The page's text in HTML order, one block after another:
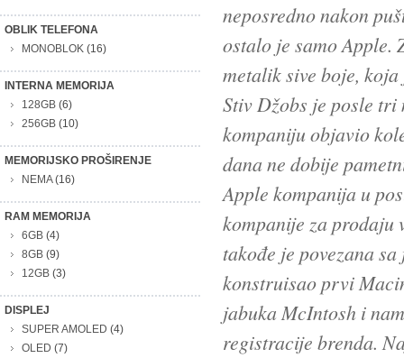
OBLIK TELEFONA
MONOBLOK (16)
INTERNA MEMORIJA
128GB (6)
256GB (10)
MEMORIJSKO PROŠIRENJE
NEMA(16)
RAM MEMORIJA
6GB (4)
8GB (9)
12GB (3)
DISPLEJ
SUPER AMOLED (4)
OLED (7)
neposredno nakon
ostalo je samo Apple.
metalik sive boje,
Stiv Džobs je posle tri
kompaniju objavio
dana ne dobije
Apple kompanija u
kompanije za
takođe je povezana
konstruisao prvi
jabuka McIntosh i
registracije brenda.